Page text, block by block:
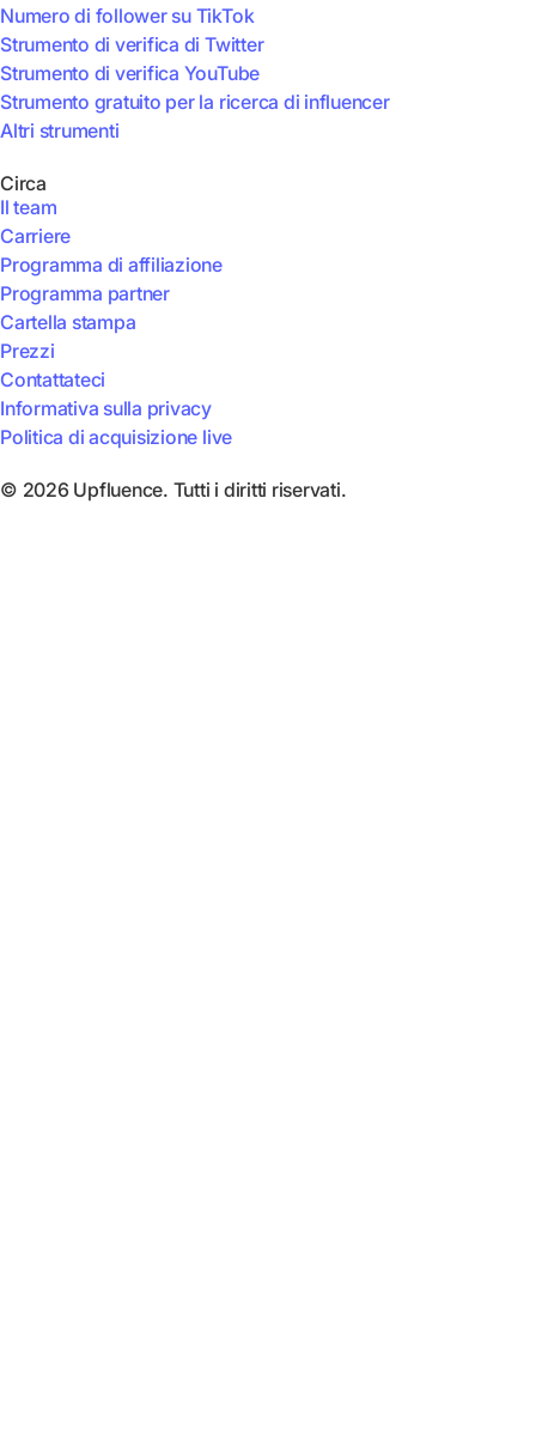
Numero di follower su TikTok
Strumento di verifica di Twitter
Strumento di verifica YouTube
Strumento gratuito per la ricerca di influencer
Altri strumenti
Circa
Il team
Carriere
Programma di affiliazione
Programma partner
Cartella stampa
Prezzi
Contattateci
Informativa sulla privacy
Politica di acquisizione live
© 2026 Upfluence. Tutti i diritti riservati.